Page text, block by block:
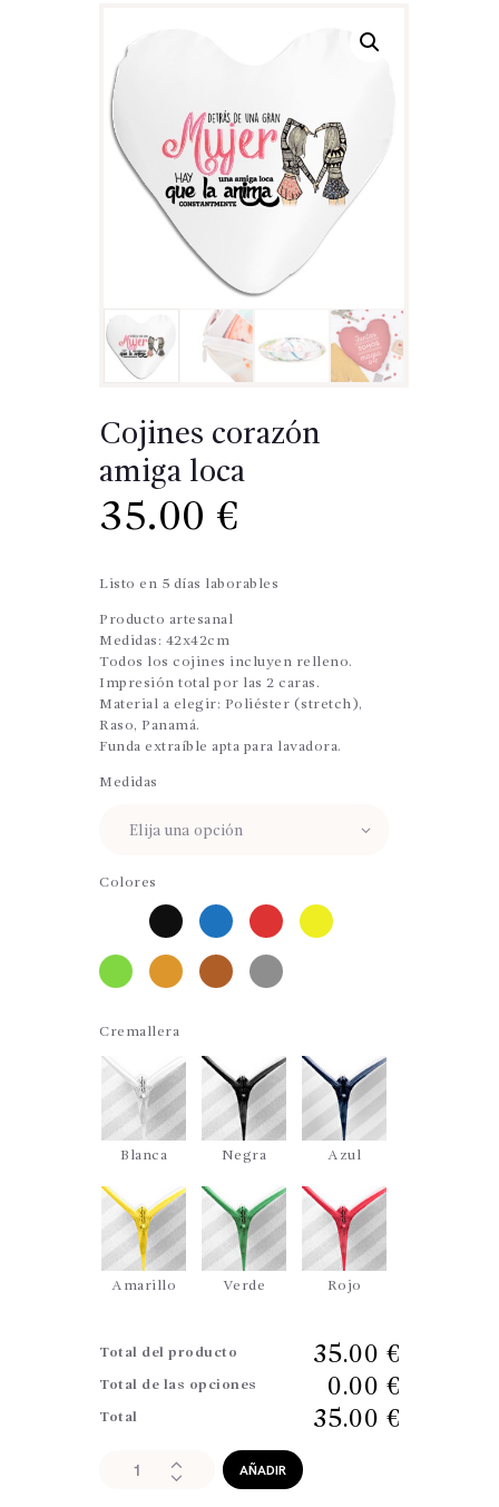
Cojines corazón
amiga loca
35.00 €
Listo en 5 días laborables
Producto artesanal
Medidas: 42x42cm
Todos los cojines incluyen relleno.
Impresión total por las 2 caras.
Material a elegir: Poliéster (stretch),
Raso, Panamá.
Funda extraíble apta para lavadora.
Medidas
Colores
Cremallera
Blanca Negra Azul
Amarillo Verde Rojo
Total del producto 35.00 €
Total de las opciones 0.00 €
Total 35.00 €
AÑADIR